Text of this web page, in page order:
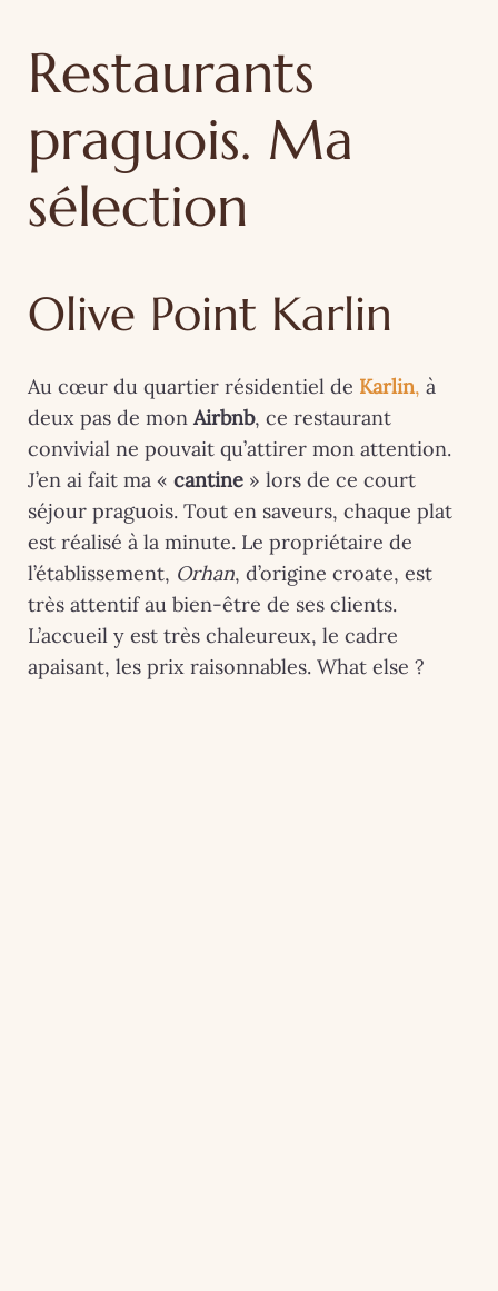
Restaurants
praguois. Ma
sélection
Olive Point Karlin
Au cœur du quartier résidentiel de Karlin, à
deux pas de mon Airbnb, ce restaurant
convivial ne pouvait qu’attirer mon attention.
J’en ai fait ma « cantine » lors de ce court
séjour praguois. Tout en saveurs, chaque plat
est réalisé à la minute. Le propriétaire de
l’établissement, Orhan, d’origine croate, est
très attentif au bien-être de ses clients.
L’accueil y est très chaleureux, le cadre
apaisant, les prix raisonnables. What else ?